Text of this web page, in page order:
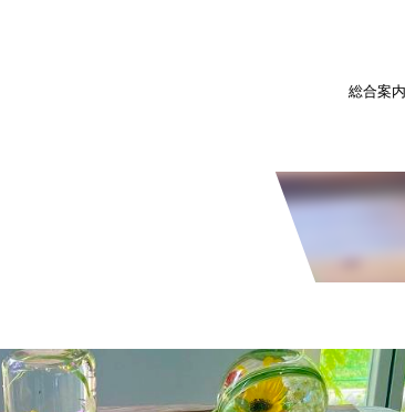
総合案内